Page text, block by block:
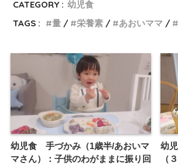
CATEGORY : 幼児食
TAGS :
量 栄養素 あおいママ
幼児食 手づかみ（1歳半/あおいマ
マさん）：子供のわがままに振り回
幼
（